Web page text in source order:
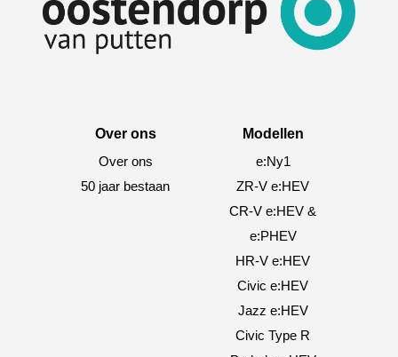
Over ons
Over ons
50 jaar bestaan
Modellen
e:Ny1
ZR-V e:HEV
CR-V e:HEV &
e:PHEV
HR-V e:HEV
Civic e:HEV
Jazz e:HEV
Civic Type R